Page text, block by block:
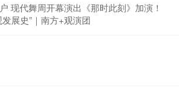
现代舞周开幕演出《那时此刻》加演！
展史”｜南方+观演团